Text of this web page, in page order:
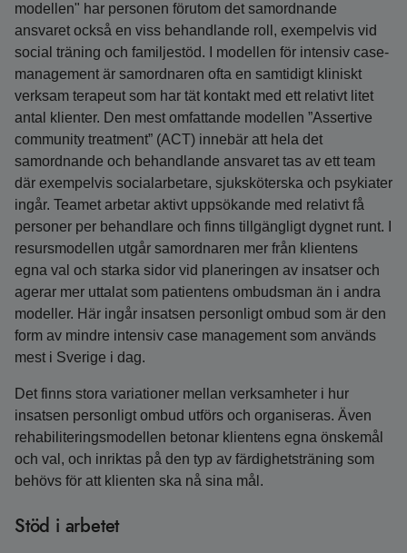
modellen" har personen förutom det samordnande
ansvaret också en viss behandlande roll, exempelvis vid
social träning och familjestöd. I modellen för intensiv case-
management är samordnaren ofta en samtidigt kliniskt
verksam terapeut som har tät kontakt med ett relativt litet
antal klienter. Den mest omfattande modellen ”Assertive
community treatment” (ACT) innebär att hela det
samordnande och behandlande ansvaret tas av ett team
där exempelvis socialarbetare, sjuksköterska och psykiater
ingår. Teamet arbetar aktivt uppsökande med relativt få
personer per behandlare och finns tillgängligt dygnet runt. I
resursmodellen utgår samordnaren mer från klientens
egna val och starka sidor vid planeringen av insatser och
agerar mer uttalat som patientens ombudsman än i andra
modeller. Här ingår insatsen personligt ombud som är den
form av mindre intensiv case management som används
mest i Sverige i dag.
Det finns stora variationer mellan verksamheter i hur
insatsen personligt ombud utförs och organiseras. Även
rehabiliteringsmodellen betonar klientens egna önskemål
och val, och inriktas på den typ av färdighetsträning som
behövs för att klienten ska nå sina mål.
Stöd i arbetet